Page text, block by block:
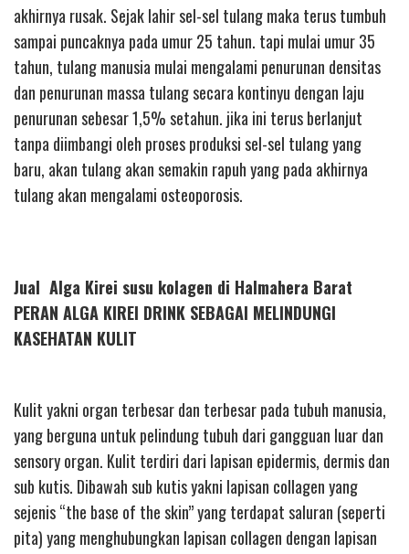
akhirnya rusak. Sejak lahir sel-sel tulang maka terus tumbuh
sampai puncaknya pada umur 25 tahun. tapi mulai umur 35
tahun, tulang manusia mulai mengalami penurunan densitas
dan penurunan massa tulang secara kontinyu dengan laju
penurunan sebesar 1,5% setahun. jika ini terus berlanjut
tanpa diimbangi oleh proses produksi sel-sel tulang yang
baru, akan tulang akan semakin rapuh yang pada akhirnya
tulang akan mengalami osteoporosis.
Jual Alga Kirei susu kolagen di Halmahera Barat
PERAN ALGA KIREI DRINK SEBAGAI MELINDUNGI
KASEHATAN KULIT
Kulit yakni organ terbesar dan terbesar pada tubuh manusia,
yang berguna untuk pelindung tubuh dari gangguan luar dan
sensory organ. Kulit terdiri dari lapisan epidermis, dermis dan
sub kutis. Dibawah sub kutis yakni lapisan collagen yang
sejenis “the base of the skin” yang terdapat saluran (seperti
pita) yang menghubungkan lapisan collagen dengan lapisan